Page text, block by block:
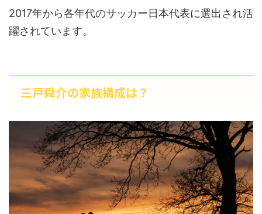
2017年から各年代のサッカー日本代表に選出され活
躍されています。
三戸舜介の家族構成は？